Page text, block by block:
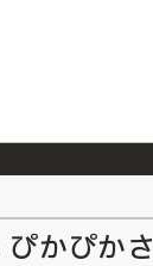
『ONE PIECE magazine 021 ONE PIECEカード付き同
かぴか